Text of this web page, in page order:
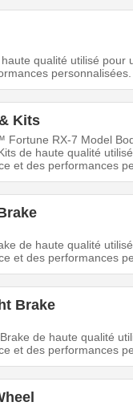
qualité utilisé pour
personnalisées.
Kits
Fortune RX-7 Model
de haute qualité
et des performances
de haute qualité
et des performances
Brake
de haute qualité
et des performances